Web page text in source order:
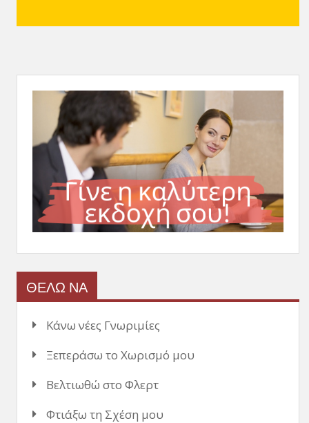
ΘΕΛΩ ΝΑ
Κάνω νέες Γνωριμίες
Ξεπεράσω το Χωρισμό μου
Βελτιωθώ στο Φλερτ
Φτιάξω τη Σχέση μου